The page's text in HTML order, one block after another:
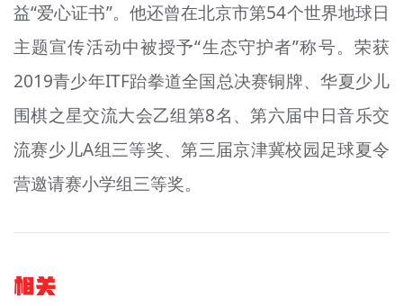
益“爱心证书”。他还曾在北京市第54个世界地球日
主题宣传活动中被授予“生态守护者”称号。荣获
2019青少年ITF跆拳道全国总决赛铜牌、华夏少儿
围棋之星交流大会乙组第8名、第六届中日音乐交
流赛少儿A组三等奖、第三届京津冀校园足球夏令
营邀请赛小学组三等奖。
相关